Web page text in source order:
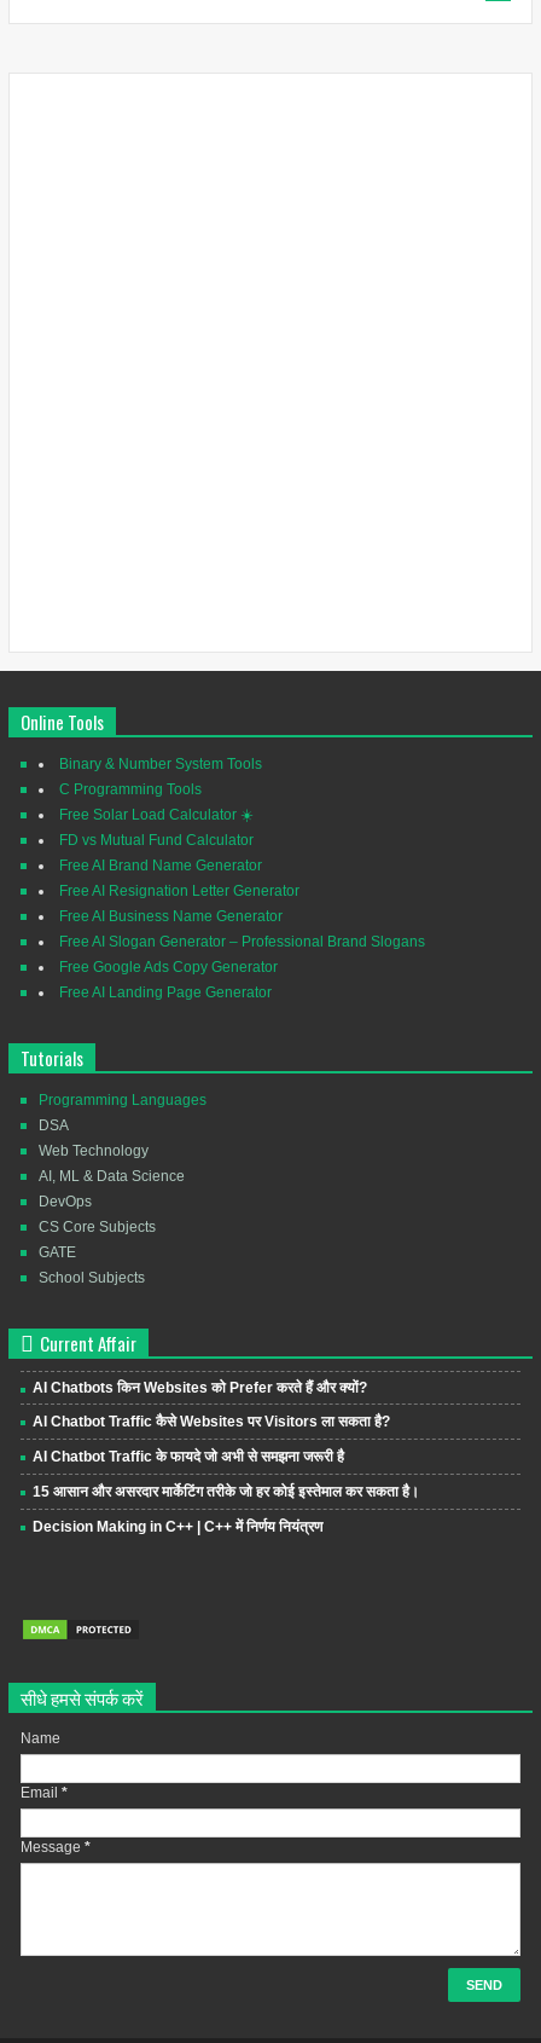
Online Tools
Binary & Number System Tools
C Programming Tools
Free Solar Load Calculator ☀️
FD vs Mutual Fund Calculator
Free AI Brand Name Generator
Free AI Resignation Letter Generator
Free AI Business Name Generator
Free AI Slogan Generator – Professional Brand Slogans
Free Google Ads Copy Generator
Free AI Landing Page Generator
Tutorials
Programming Languages
DSA
Web Technology
AI, ML & Data Science
DevOps
CS Core Subjects
GATE
School Subjects
Current Affair
AI Chatbots किन Websites को Prefer करते हैं और क्यों?
AI Chatbot Traffic कैसे Websites पर Visitors ला सकता है?
AI Chatbot Traffic के फायदे जो अभी से समझना जरूरी है
15 आसान और असरदार मार्केटिंग तरीके जो हर कोई इस्तेमाल कर सकता है।
Decision Making in C++ | C++ में निर्णय नियंत्रण
सीधे हमसे संपर्क करें
Name
Email *
Message *